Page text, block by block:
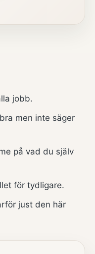
jobb.
men inte säger
på vad du själv
för tydligare.
just den här